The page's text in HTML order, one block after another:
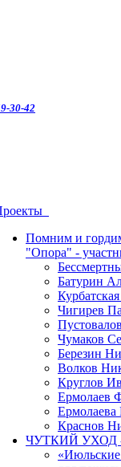
30-42
Помним и
"Опора" -
Батурин
Чигирев
Чумаков
Березин
Волков
Круглов
Ермолаев
Краснов
ЧУТКИЙ